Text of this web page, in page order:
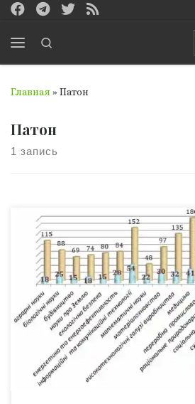
Перейти к содержимому
Главная » Патон
Патон
1 запись
29 апреля Комитету по
Украины в области науки и
полвека. Всё это время им
Патон, а за 50 лет в составе
учёных. В прессе деятельность
крайне слабо. Такое впечатление,
заходят на сайт комитета (http://
испытывают отвращение […]